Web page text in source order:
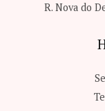
R. Nova do